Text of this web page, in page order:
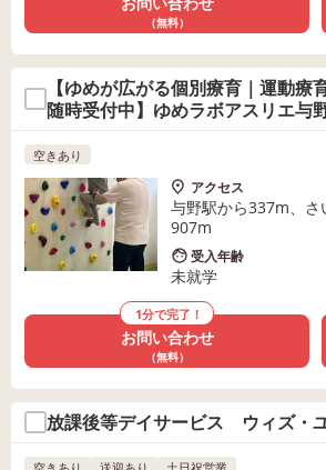
（無料）
【ゆめが広がる個別療育｜運動療
随時受付中】ゆめラボアスリエ与
空きあり
アクセス
与野駅から337m、さ
907m
受入年齢
未就学
1分で完了！
お問い合わせ
（無料）
放課後等デイサービス ウィズ・